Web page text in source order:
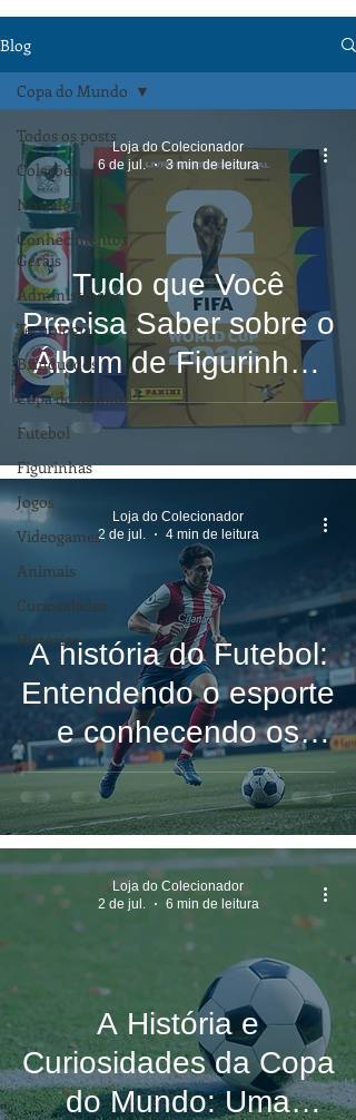
Blog
Todos os posts
Coleções
Nostalgia
Conhecimentos
Gerais
Administração
Tecnologia
Brinquedos
Copa do Mundo
Futebol
Figurinhas
Jogos
Videogames
Animais
Curiosidades
Histórias
Copa do Mundo
Tudo que Você
Precisa Saber sobre o
Álbum de Figurinhas
da Copa 2026 com
980 Figurinhas e
Versões Exclusivas
Loja do Colecionador
6 de jul.
3 min de leitura
A história do Futebol:
Entendendo o esporte
e conhecendo os
melhores jogadores
de todos os tempos
Loja do Colecionador
2 de jul.
4 min de leitura
A História e
Curiosidades da Copa
do Mundo: Uma
Loja do Colecionador
2 de jul.
6 min de leitura